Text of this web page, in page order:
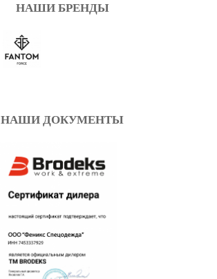
НАШИ БРЕНДЫ
НАШИ ДОКУМЕНТЫ